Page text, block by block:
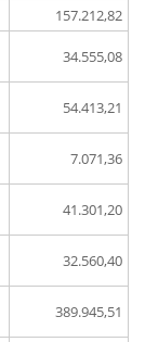
157.212,82
34.555,08
54.413,21
7.071,36
41.301,20
32.560,40
389.945,51